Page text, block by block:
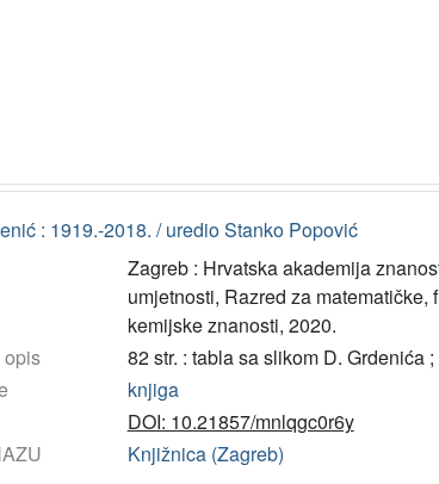
: 1919.-2018. / uredio Stanko Popović
Zagreb : Hrvatska akademija
umjetnosti, Razred za matematičke,
kemijske znanosti, 2020.
opis
82 str. : tabla sa slikom D. Grdenića
knjiga
DOI: 10.21857/mnlqgc0r6y
Knjižnica (Zagreb)